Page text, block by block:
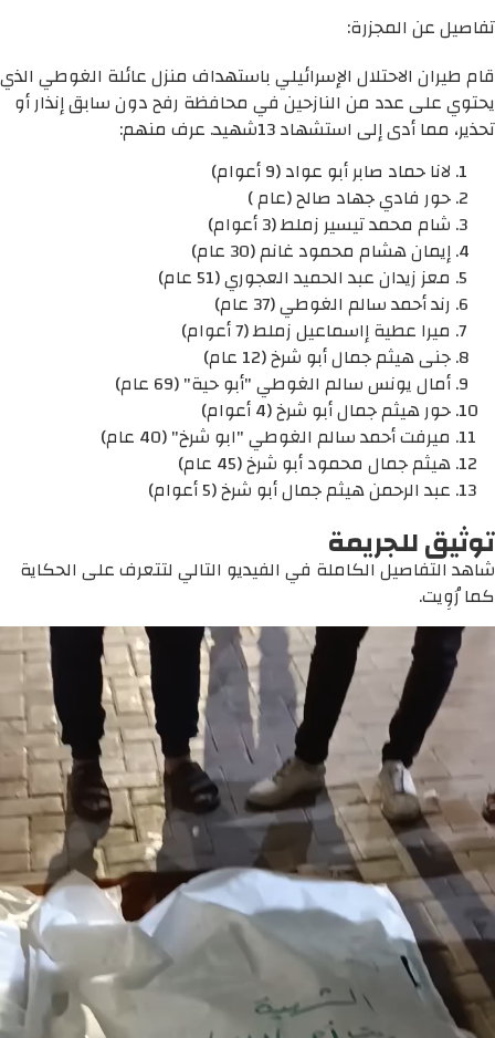
تفاصيل عن المجزرة:
قام طيران الاحتلال الإسرائيلي باستهداف منزل عائلة الغوطي الذي
يحتوي على عدد من النازحين في محافظة رفح دون سابق إنذار أو
تحذير، مما أدى إلى استشهاد 13شهيد. عرف منهم:
لانا حماد صابر أبو عواد (9 أعوام)
حور فادي جهاد صالح (عام )
شام محمد تيسير زملط (3 أعوام)
إيمان هشام محمود غانم (30 عام)
معز زيدان عبد الحميد العجوري (51 عام)
رند أحمد سالم الغوطي (37 عام)
ميرا عطية إاسماعيل زملط (7 أعوام)
جنى هيثم جمال أبو شرخ (12 عام)
أمال يونس سالم الغوطي "أبو حية" (69 عام)
حور هيثم جمال أبو شرخ (4 أعوام)
ميرفت أحمد سالم الغوطي "ابو شرخ" (40 عام)
هيثم جمال محمود أبو شرخ (45 عام)
عبد الرحمن هيثم جمال أبو شرخ (5 أعوام)
توثيق للجريمة
شاهد التفاصيل الكاملة في الفيديو التالي لتتعرف على الحكاية
كما رُوِيت.